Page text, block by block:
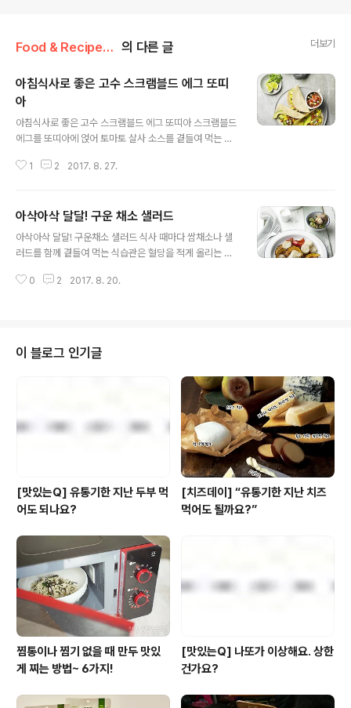
Food & Recipe/건강 레시피 의 다른 글 더보기
아침식사로 좋은 고수 스크램블드 에그 또띠
아
아침식사로 좋은 고수 스크램블드 에그 또띠아 스크램블드
에그를 또띠아에 얹어 토마토 살사 소스를 곁들여 먹는 요
어요.준비하세요(2인 기준) 달걀 4개, 우유 2큰술, 양파 1/
{완숙 토마토 1개, 파프리카 40g, 오이 1/4개, 자색양파 2
0g, 라임즙 1큰술, 설탕 1/2작은술, 소금, 후춧가루 약간}
만들어보세요 1. 달걀은 알끈을 제거하고 볼에 풀어 준다.
3. 양파는 다지고, 고수는 1cm 길이로 자른다. 4. 달군 팬
1 2 2017. 8. 27.
아삭아삭 달달! 구운 채소 샐러드
아삭아삭 달달! 구운채소 샐러드 식사 때마다 쌈채소나 샐
러드를 함께 곁들여 먹는 식습관은 혈당을 적게 올리는 식
분이 든 마, 식이섬유가 풍부한 파프리카, 양배추 등을 오븐
지 ⅓개, 샬롯 2개, 미니 양배추 3개, 홍파프리카 ½개, 올
리브오일, 소금, 후춧가루, 머스터드 마요네즈 드레싱 재료
{마요네즈 1큰술, 플레인 요거트 4큰술, 디종 머스터드 2
작은술, 씨겨자 2작은술} 또는 참깨아몬드 드레싱만들어보
세요 1. 가지는 4cm 길이로 썰어 4등분하고, 샬롯은 껍질
을 벗겨 반으로 자..
0 2 2017. 8. 20.
이 블로그 인기글
[맛있는Q] 유통기한 지난 두부 먹
어도 되나요?
[치즈데이] “유통기한 지난 치즈
먹어도 될까요?”
찜통이나 찜기 없을 때 만두 맛있
게 찌는 방법~ 6가지!
[맛있는Q] 나또가 이상해요. 상한
건가요?